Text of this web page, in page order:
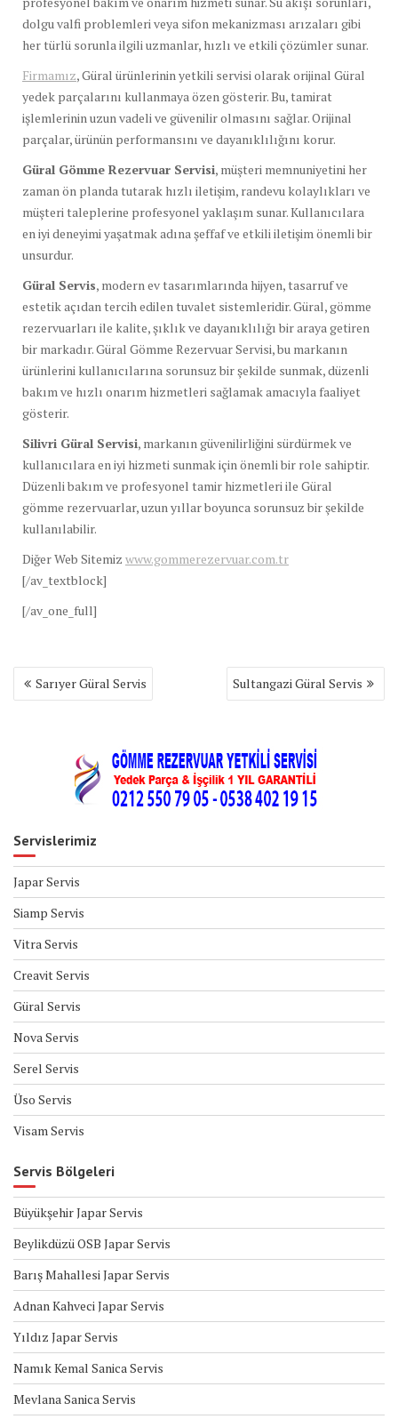
dolgu valfi problemleri veya sifon mekanizması arızaları gibi
her türlü sorunla ilgili uzmanlar, hızlı ve etkili çözümler sunar.
Firmamız, Güral ürünlerinin yetkili servisi olarak orijinal Güral
yedek parçalarını kullanmaya özen gösterir. Bu, tamirat
işlemlerinin uzun vadeli ve güvenilir olmasını sağlar. Orijinal
parçalar, ürünün performansını ve dayanıklılığını korur.
Güral Gömme Rezervuar Servisi, müşteri memnuniyetini her
zaman ön planda tutarak hızlı iletişim, randevu kolaylıkları ve
müşteri taleplerine profesyonel yaklaşım sunar. Kullanıcılara
en iyi deneyimi yaşatmak adına şeffaf ve etkili iletişim önemli bir
unsurdur.
Güral Servis, modern ev tasarımlarında hijyen, tasarruf ve
estetik açıdan tercih edilen tuvalet sistemleridir. Güral, gömme
rezervuarları ile kalite, şıklık ve dayanıklılığı bir araya getiren
bir markadır. Güral Gömme Rezervuar Servisi, bu markanın
ürünlerini kullanıcılarına sorunsuz bir şekilde sunmak, düzenli
bakım ve hızlı onarım hizmetleri sağlamak amacıyla faaliyet
gösterir.
Silivri Güral Servisi, markanın güvenilirliğini sürdürmek ve
kullanıcılara en iyi hizmeti sunmak için önemli bir role sahiptir.
Düzenli bakım ve profesyonel tamir hizmetleri ile Güral
gömme rezervuarlar, uzun yıllar boyunca sorunsuz bir şekilde
kullanılabilir.
Diğer Web Sitemiz www.gommerezervuar.com.tr
[/av_textblock]
[/av_one_full]
Yazı
gezinmesi
Sarıyer Güral Servis Sultangazi Güral Servis
Servislerimiz
Japar Servis
Siamp Servis
Vitra Servis
Creavit Servis
Güral Servis
Nova Servis
Serel Servis
Üso Servis
Visam Servis
Servis Bölgeleri
Büyükşehir Japar Servis
Beylikdüzü OSB Japar Servis
Barış Mahallesi Japar Servis
Adnan Kahveci Japar Servis
Yıldız Japar Servis
Namık Kemal Sanica Servis
Mevlana Sanica Servis